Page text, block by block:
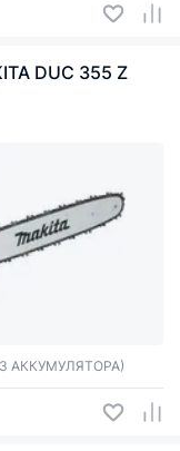
DUC 355 Z
АККУМУЛЯТОРА)